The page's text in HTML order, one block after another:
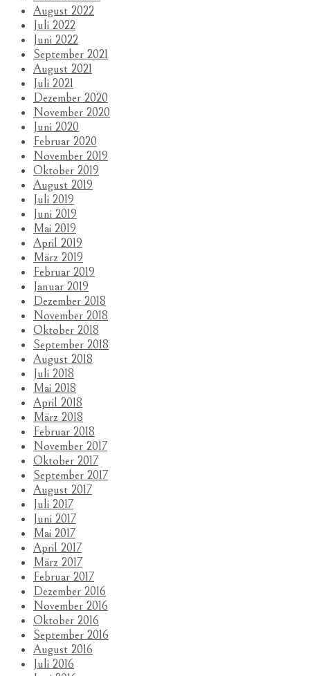
August 2022
Juli 2022
Juni 2022
September 2021
August 2021
Juli 2021
Dezember 2020
November 2020
Juni 2020
Februar 2020
November 2019
Oktober 2019
August 2019
Juli 2019
Juni 2019
Mai 2019
April 2019
März 2019
Februar 2019
Januar 2019
Dezember 2018
November 2018
Oktober 2018
September 2018
August 2018
Juli 2018
Mai 2018
April 2018
März 2018
Februar 2018
November 2017
Oktober 2017
September 2017
August 2017
Juli 2017
Juni 2017
Mai 2017
April 2017
März 2017
Februar 2017
Dezember 2016
November 2016
Oktober 2016
September 2016
August 2016
Juli 2016